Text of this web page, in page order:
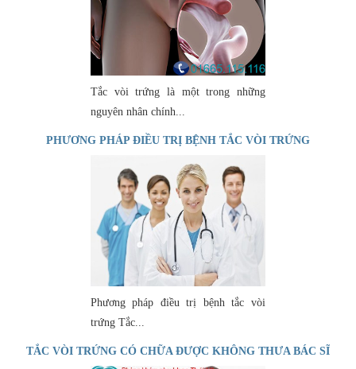
Tắc vòi trứng là một trong những
nguyên nhân chính...
PHƯƠNG PHÁP ĐIỀU TRỊ BỆNH TẮC VÒI TRỨNG
Phương pháp điều trị bệnh tắc vòi
trứng Tắc...
TẮC VÒI TRỨNG CÓ CHỮA ĐƯỢC KHÔNG THƯA BÁC SĨ